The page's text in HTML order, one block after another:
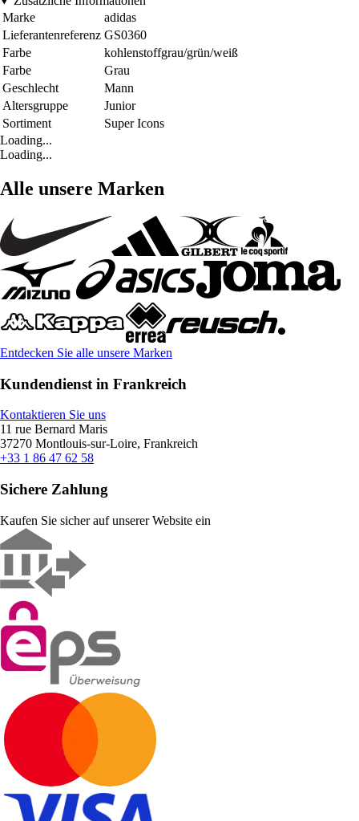
Marke
adidas
Lieferantenreferenz GS0360
Farbe
kohlenstoffgrau/grün/weiß
Farbe
Grau
Geschlecht
Mann
Altersgruppe
Junior
Sortiment
Super Icons
Loading...
Loading...
Alle unsere Marken
Entdecken Sie alle unsere Marken
Kundendienst in Frankreich
Kontaktieren Sie uns
11 rue Bernard Maris
37270 Montlouis-sur-Loire, Frankreich
+33 1 86 47 62 58
Sichere Zahlung
Kaufen Sie sicher auf unserer Website ein